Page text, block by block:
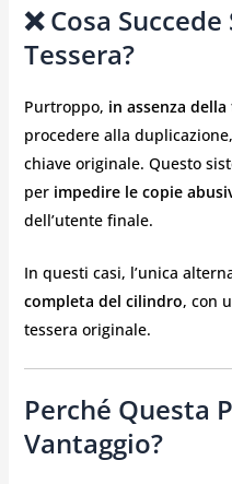
❌ Cosa
Tessera?
Purtroppo, in assenza della
procedere alla
chiave originale. Questo
per impedire le copie
dell’utente finale.
In questi casi, l’unica
completa del cilindro, con
tessera originale.
Perché Questa
Vantaggio?